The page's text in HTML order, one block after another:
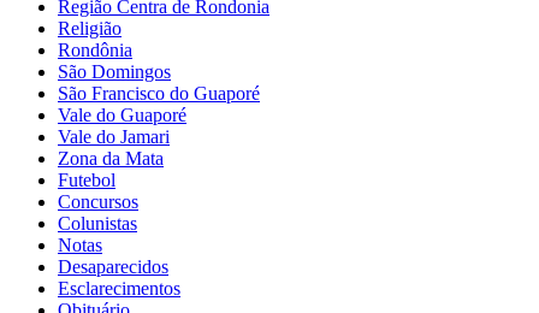
Região Centra de Rondonia
Religião
Rondônia
São Domingos
São Francisco do Guaporé
Vale do Guaporé
Vale do Jamari
Zona da Mata
Futebol
Concursos
Colunistas
Notas
Desaparecidos
Esclarecimentos